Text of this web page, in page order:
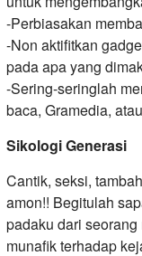
-Perbiasakan
-Non aktifitkan
pada apa yang
-Sering-seringlah
baca, Gramedia,
Sikologi Generasi
Cantik, seksi,
amon!! Begitulah
padaku dari
munafik terhadap